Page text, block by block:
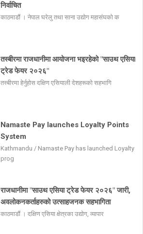
निर्वाचित
काठमाडौं । नेपाल घरेलु तथा साना उद्योग महासंघको क
तस्बीरमा राजधानीमा आयोजना भइरहेको "साउथ एसिया
ट्रेड फेयर २०२६"
तस्बीरमा हेर्नुहोस दक्षिण एसियाली देशहरूको सहभागि
Namaste Pay launches Loyalty Points
System
Kathmandu / Namaste Pay has launched Loyalty
prog
राजधानीमा "साउथ एसिया ट्रेड फेयर २०२६" जारी,
अवलोकनकर्ताहरुको उत्साहजनक सहभागिता
काठमाडौं । दक्षिण एसिया क्षेत्रका उद्योग, व्यापार